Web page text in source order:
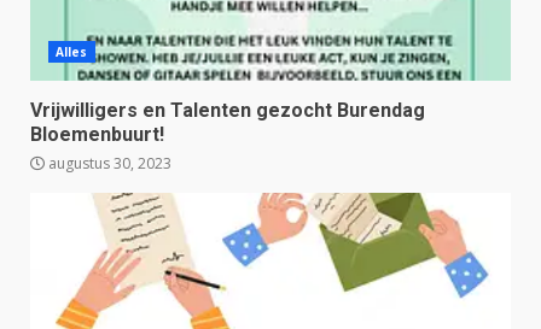
Alles
Vrijwilligers en Talenten gezocht Burendag
Bloemenbuurt!
augustus 30, 2023